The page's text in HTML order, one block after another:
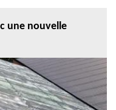
une nouvelle